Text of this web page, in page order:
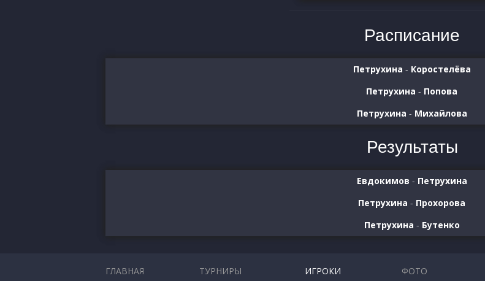
Расписание
Петрухина - Коростелёва
Петрухина - Попова
Петрухина - Михайлова
Результаты
Евдокимов - Петрухина
Петрухина - Прохорова
Петрухина - Бутенко
ГЛАВНАЯ ТУРНИРЫ ИГРОКИ ФОТО